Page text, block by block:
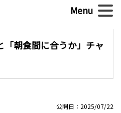
朝食間に合うか」チャ
公開日：2025/07/22